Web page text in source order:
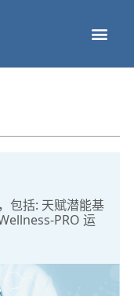
包括: 天赋潜能基
PRO 运